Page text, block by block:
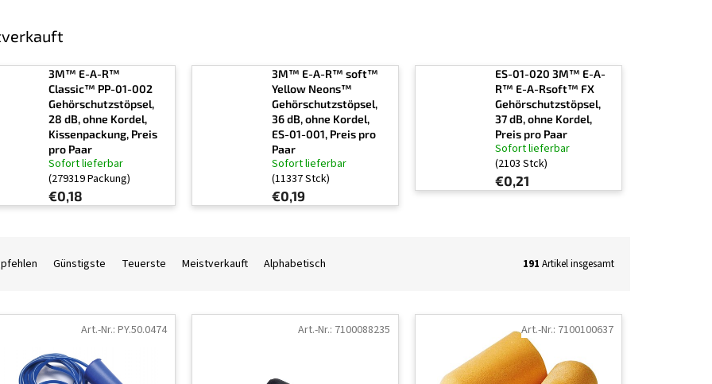
3M™ E-A-R™
Classic™ PP-01-002
Gehörschutzstöpsel,
28 dB, ohne Kordel,
Kissenpackung, Preis
pro Paar
Sofort lieferbar
(279319 Packung)
€0,18
3M™ E-A-R™ soft™
Yellow Neons™
Gehörschutzstöpsel,
36 dB, ohne Kordel,
ES-01-001, Preis pro
Paar
Sofort lieferbar
(11337 Stck)
€0,19
ES-01-020 3M™ E-A-
R™ E-A-Rsoft™ FX
Gehörschutzstöpsel,
37 dB, ohne Kordel,
Preis pro Paar
Sofort lieferbar
(2103 Stck)
€0,21
Günstigste Teuerste Meistverkauft Alphabetisch 191 Artikel insgesamt
Art.-Nr.: PY.50.0474 Art.-Nr.: 7100088235 Art.-Nr.: 7100100637